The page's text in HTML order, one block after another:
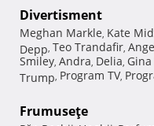
Divertisment
Meghan Markle, Kate
Depp, Teo Trandafir,
Smiley, Andra, Delia,
Trump, Program TV,
Frumuseţe